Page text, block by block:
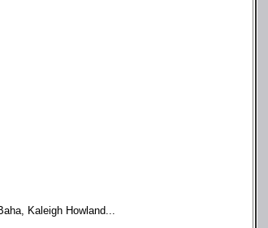
Kaleigh Howland...